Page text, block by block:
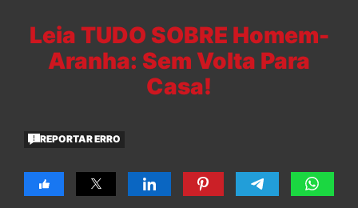
Leia TUDO SOBRE Homem-
Aranha: Sem Volta Para
Casa!
REPORTAR ERRO